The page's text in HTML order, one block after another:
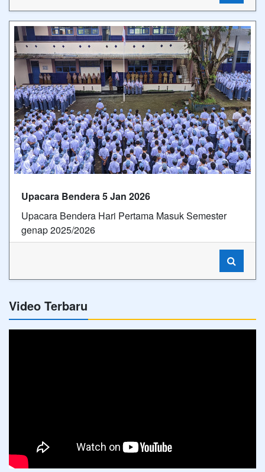
Upacara Bendera 5 Jan 2026
Upacara Bendera Hari Pertama Masuk Semester
genap 2025/2026
Video Terbaru